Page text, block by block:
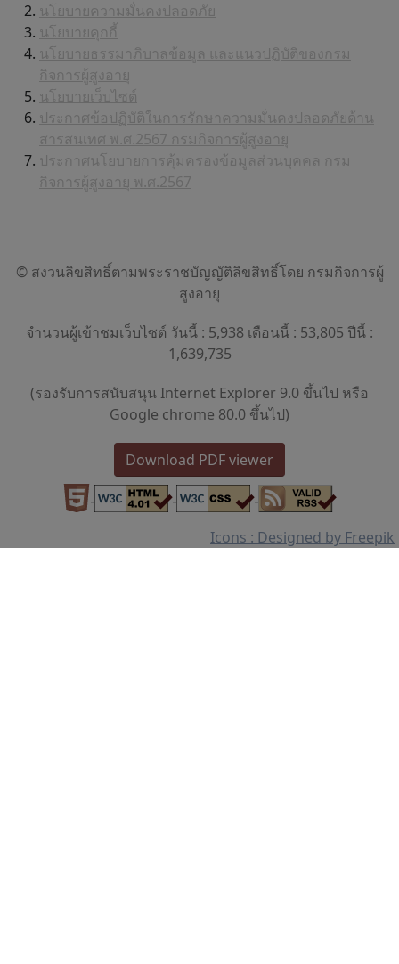
นโยบายความมั่นคงปลอดภัย
นโยบายคุกกี้
นโยบายธรรมาภิบาลข้อมูล และแนวปฏิบัติของกรม
กิจการผู้สูงอายุ
นโยบายเว็บไซต์
ประกาศข้อปฏิบัติในการรักษาความมั่นคงปลอดภัยด้าน
สารสนเทศ พ.ศ.2567 กรมกิจการผู้สูงอายุ
ประกาศนโยบายการคุ้มครองข้อมูลส่วนบุคคล กรม
กิจการผู้สูงอายุ พ.ศ.2567
© สงวนลิขสิทธิ์ตามพระราชบัญญัติลิขสิทธิ์โดย กรมกิจการผู้
สูงอายุ
จำนวนผู้เข้าชมเว็บไซต์ วันนี้ : 5,938 เดือนนี้ : 53,805 ปีนี้ :
1,639,735
(รองรับการสนับสนุน Internet Explorer 9.0 ขึ้นไป หรือ
Google chrome 80.0 ขึ้นไป)
Download PDF viewer
Icons : Designed by Freepik